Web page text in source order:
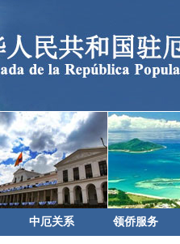
中厄关系 领侨服务